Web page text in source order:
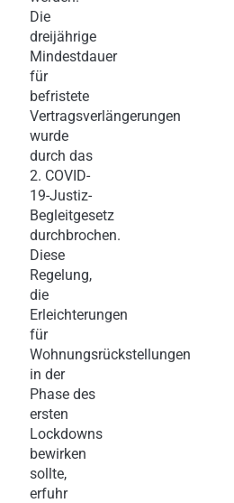
Die
dreijährige
Mindestdauer
für
befristete
Vertragsverlängerungen
wurde
durch das
2. COVID-
19-Justiz-
Begleitgesetz
durchbrochen.
Diese
Regelung,
die
Erleichterungen
für
Wohnungsrückstellungen
in der
Phase des
ersten
Lockdowns
bewirken
sollte,
erfuhr